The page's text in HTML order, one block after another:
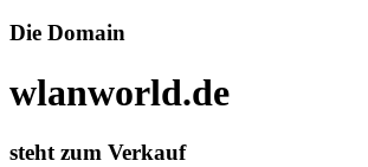
Die Domain
wlanworld.de
steht zum Verkauf